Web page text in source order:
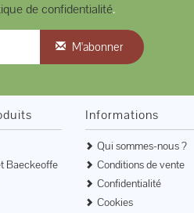
de confidentialité.
M'abonner
Baeckeoffe
Informations
Qui sommes-nous ?
Conditions de vente
Confidentialité
Cookies